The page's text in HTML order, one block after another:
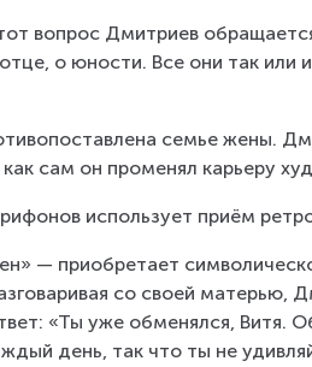
вопрос Дмитриев
о юности. Все они так или
семье жены.
сам он променял карьеру
использует приём
— приобретает
со своей матерью,
«Ты уже обменялся, Витя.
день, так что ты не